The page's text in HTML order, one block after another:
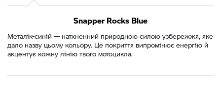
Snapper Rocks Blue
Металік-синій — натхненний природною силою узбережжя, яке
дало назву цьому кольору. Це покриття випромінює енергію й
акцентує кожну лінію твого мотоцикла.